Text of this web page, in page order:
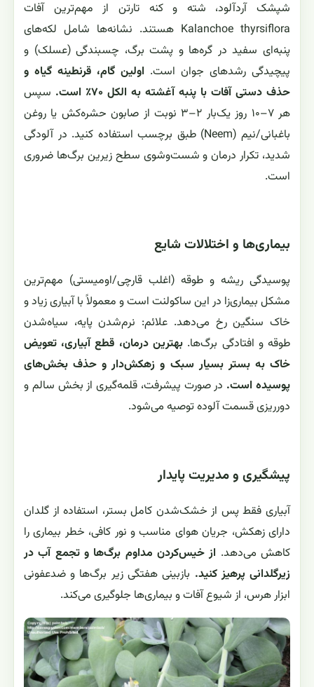
مقابله به آفات کالانکوئه تیرسیفلورا
آفات رایج کالانکوئه تیرسیفلورا
شپشک آردآلود، شته و کنه تارتن از مهم‌ترین آفات
Kalanchoe thyrsiflora هستند. نشانه‌ها شامل لکه‌های
پنبه‌ای سفید در گره‌ها و پشت برگ، چسبندگی (عسلک) و
پیچیدگی رشدهای جوان است.اولین گام، قرنطینه گیاه و
باغبانی/نیم (Neem) طبق برچسب استفاده کنید. در آلودگی
است.
بیماری‌ها و اختلالات شایع
پوسیدگی ریشه و طوقه (اغلب قارچی/اومیستی) مهم‌ترین
مشکل بیماری‌زا در این ساکولنت است و معمولاً با آبیاری زیاد و
خاک سنگین رخ می‌دهد. علائم: نرم‌شدن پایه، سیاه‌شدن
طوقه و افتادگی برگ‌ها.بهترین درمان، قطع آبیاری، تعویض